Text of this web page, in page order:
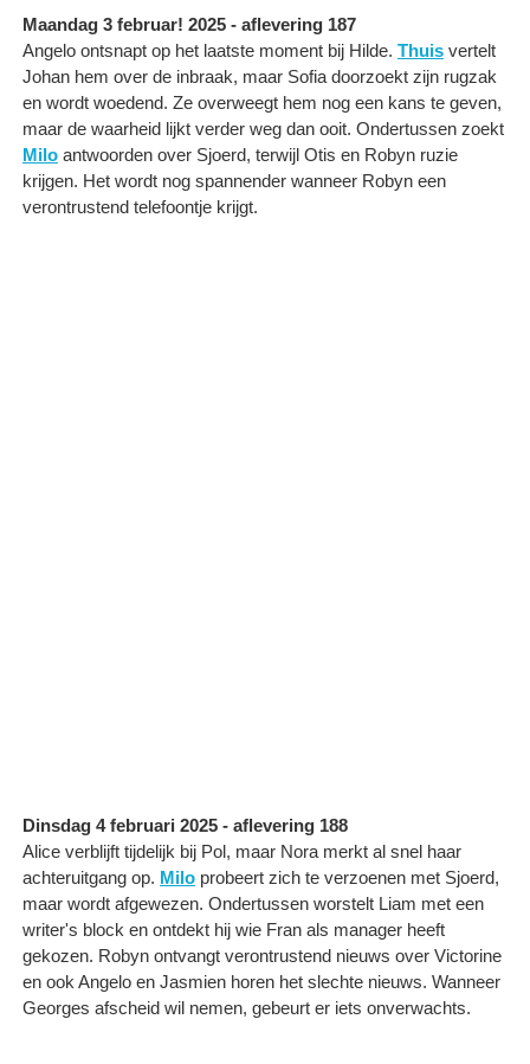
Maandag 3 februar! 2025 - aflevering 187
Angelo ontsnapt op het laatste moment bij Hilde. Thuis vertelt
Johan hem over de inbraak, maar Sofia doorzoekt zijn rugzak
en wordt woedend. Ze overweegt hem nog een kans te geven,
maar de waarheid lijkt verder weg dan ooit. Ondertussen zoekt
Milo antwoorden over Sjoerd, terwijl Otis en Robyn ruzie
krijgen. Het wordt nog spannender wanneer Robyn een
verontrustend telefoontje krijgt.
Dinsdag 4 februari 2025 - aflevering 188
Alice verblijft tijdelijk bij Pol, maar Nora merkt al snel haar
achteruitgang op. Milo probeert zich te verzoenen met Sjoerd,
maar wordt afgewezen. Ondertussen worstelt Liam met een
writer's block en ontdekt hij wie Fran als manager heeft
gekozen. Robyn ontvangt verontrustend nieuws over Victorine
en ook Angelo en Jasmien horen het slechte nieuws. Wanneer
Georges afscheid wil nemen, gebeurt er iets onverwachts.